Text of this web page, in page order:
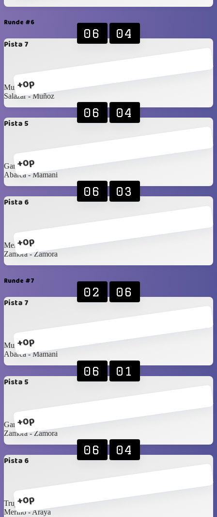
Runde #6
Pista 7
+0p
06 04
Muñoz - Bernedo
Salazar - Muñoz
Pista 5
+0p
06 04
García - Marrufo
Abarca - Mamani
Pista 6
+0p
06 03
Merino - Araya
Zamora - Zamora
Runde #7
Pista 7
+0p
02 06
Muñoz - Bernedo
Abarca - Mamani
Pista 5
+0p
06 01
García - Marrufo
Zamora - Zamora
Pista 6
+0p
06 04
Trujillo - García
Merino - Araya